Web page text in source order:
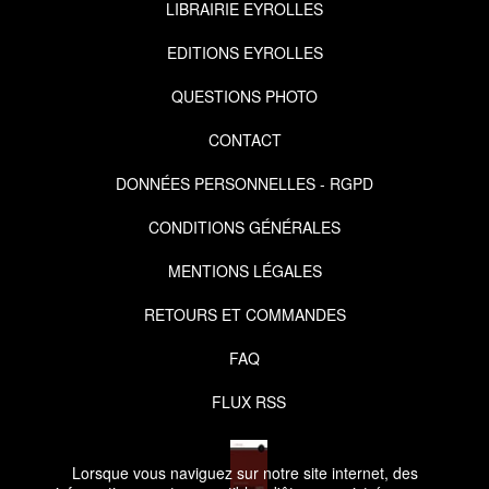
Lorsque vous naviguez sur notre site internet, des
LIBRAIRIE EYROLLES
EDITIONS EYROLLES
QUESTIONS PHOTO
CONTACT
DONNÉES PERSONNELLES - RGPD
CONDITIONS GÉNÉRALES
MENTIONS LÉGALES
RETOURS ET COMMANDES
FAQ
FLUX RSS